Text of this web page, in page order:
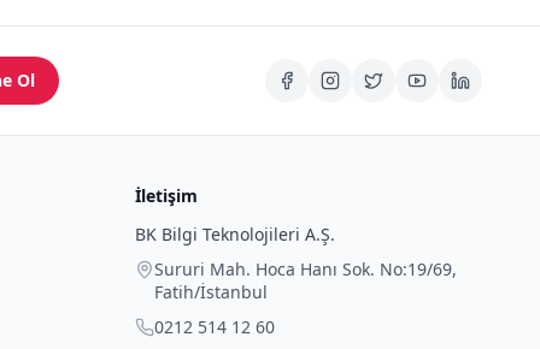
Ol
İletişim
BK Bilgi Teknolojileri A.Ş.
Sururi Mah. Hoca Hanı Sok. No:19/69,
Fatih/İstanbul
0212 514 12 60